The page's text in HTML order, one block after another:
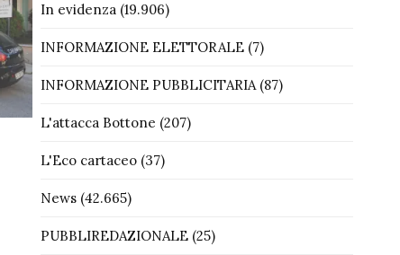
In evidenza(19.906)
INFORMAZIONE ELETTORALE(7)
INFORMAZIONE PUBBLICITARIA(87)
L'attacca Bottone (207)
L'Eco cartaceo(37)
News(42.665)
PUBBLIREDAZIONALE(25)